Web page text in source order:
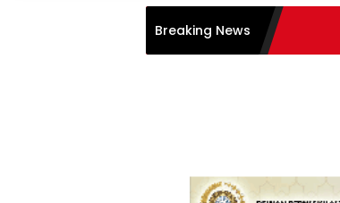
Breaking News